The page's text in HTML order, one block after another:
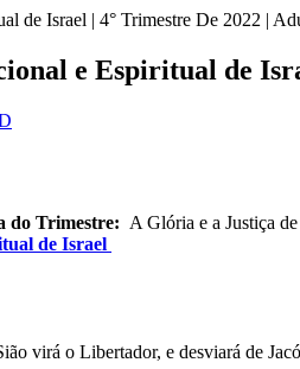
de Israel | 4° Trimestre De 2022 |
e Espiritual de
do Trimestre: A Glória e a Justiça
de Israel
virá o Libertador, e desviará de